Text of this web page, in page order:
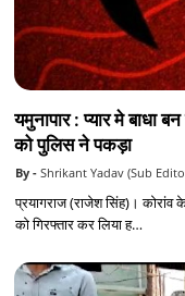
यमुनापार : प्यार मे बाधा
को पुलिस ने पकड़ा
Shrikant Yadav (Sub
प्रयागराज (राजेश सिंह)। कोरांव
को गिरफ्तार कर लिया ह…